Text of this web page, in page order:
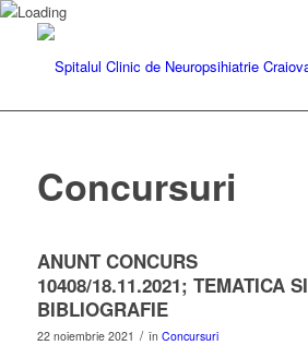
Concursuri
ANUNT CONCURS
10408/18.11.2021; TEMATICA SI
BIBLIOGRAFIE
22 noiembrie 2021 / în Concursuri